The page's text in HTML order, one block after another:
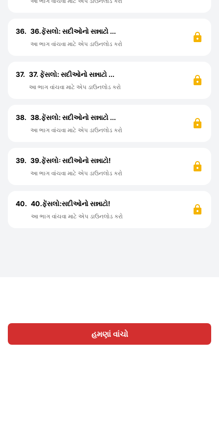
હમણાં વાંચો
36. 36.ફેંસલો: સદીઓનો સન્નાટો ...
આ ભાગ વાંચવા માટે એપ ડાઉનલોડ કરો
37. 37. ફેંસલો: સદીઓનો સન્નાટો ...
આ ભાગ વાંચવા માટે એપ ડાઉનલોડ કરો
38. 38.ફેંસલો: સદીઓનો સન્નાટો ...
આ ભાગ વાંચવા માટે એપ ડાઉનલોડ કરો
39. 39.ફેંસલોઃ સદીઓનો સન્નાટો!
આ ભાગ વાંચવા માટે એપ ડાઉનલોડ કરો
40. 40.ફેંસલો:સદીઓનો સન્નાટો!
આ ભાગ વાંચવા માટે એપ ડાઉનલોડ કરો
હોમ શ્રેણી લખો લેખો સાઈન ઇન